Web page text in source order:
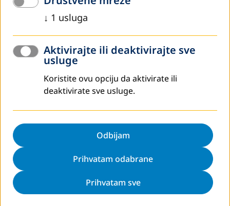
↓ 1 usluga
Aktivirajte ili deaktivirajte sve
usluge
Koristite ovu opciju da aktivirate ili
deaktivirate sve usluge.
Odbijam
Prihvatam odabrane
Prihvatam sve